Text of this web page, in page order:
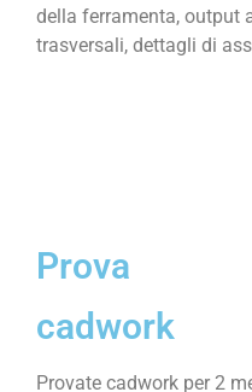
della ferramenta, output
trasversali, dettagli di
Prova
cadwork
Provate cadwork per 2